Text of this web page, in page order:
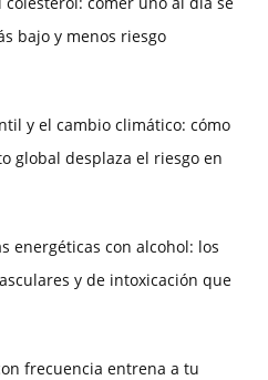
bajo y menos riesgo
y el cambio climático: cómo
global desplaza el riesgo en
energéticas con alcohol: los
y de intoxicación que
frecuencia entrena a tu